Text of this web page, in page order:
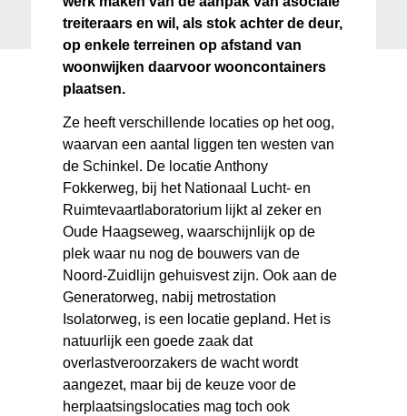
treiteraars en wil, als stok achter de deur,
op enkele terreinen op afstand van
woonwijken daarvoor wooncontainers
plaatsen.
Ze heeft verschillende locaties op het oog,
waarvan een aantal liggen ten westen van
de Schinkel. De locatie Anthony
Fokkerweg, bij het Nationaal Lucht- en
Ruimtevaartlaboratorium lijkt al zeker en
Oude Haagseweg, waarschijnlijk op de
plek waar nu nog de bouwers van de
Noord-Zuidlijn gehuisvest zijn. Ook aan de
Generatorweg, nabij metrostation
Isolatorweg, is een locatie gepland. Het is
natuurlijk een goede zaak dat
overlastveroorzakers de wacht wordt
aangezet, maar bij de keuze voor de
herplaatsingslocaties mag toch ook